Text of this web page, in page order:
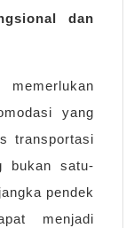
dan
yang
transportasi
bukan satu-
pendek
menjadi